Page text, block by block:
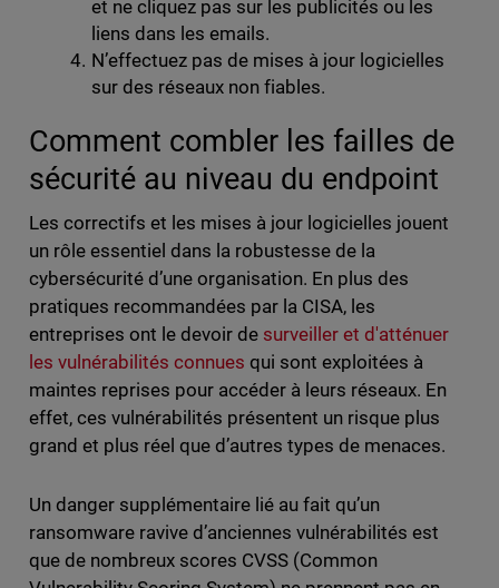
et ne cliquez pas sur les publicités ou les
liens dans les emails.
N’effectuez pas de mises à jour logicielles
sur des réseaux non fiables.
Comment combler les failles de
sécurité au niveau du endpoint
Les correctifs et les mises à jour logicielles jouent
un rôle essentiel dans la robustesse de la
cybersécurité d’une organisation. En plus des
pratiques recommandées par la CISA, les
entreprises ont le devoir de surveiller et d'atténuer
les vulnérabilités connues qui sont exploitées à
maintes reprises pour accéder à leurs réseaux. En
effet, ces vulnérabilités présentent un risque plus
grand et plus réel que d’autres types de menaces.
Un danger supplémentaire lié au fait qu’un
ransomware ravive d’anciennes vulnérabilités est
que de nombreux scores CVSS (Common